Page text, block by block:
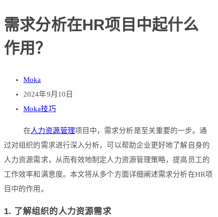
需求分析在HR项目中起什么
作用？
Moka
2024年9月10日
Moka技巧
在人力资源管理项目中，需求分析是至关重要的一步。通
过对组织的需求进行深入分析，可以帮助企业更好地了解自身的
人力资源需求，从而有效地制定人力资源管理策略，提高员工的
工作效率和满意度。本文将从多个方面详细阐述需求分析在HR项
目中的作用。
1. 了解组织的人力资源需求